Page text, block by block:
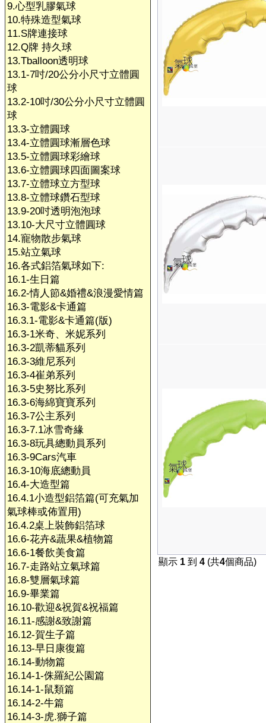
9.心型乳膠氣球
10.特殊造型氣球
11.S牌連接球
12.Q牌 持久球
13.Tballoon透明球
13.1-7吋/20公分小尺寸立體圓
球
13.2-10吋/30公分小尺寸立體圓
球
13.3-立體圓球
13.4-立體圓球漸層色球
13.5-立體圓球彩繪球
13.6-立體圓球四面圖案球
13.7-立體球立方型球
13.8-立體球鑽石型球
13.9-20吋透明泡泡球
13.10-大尺寸立體圓球
14.寵物散步氣球
15.站立氣球
16.各式鋁箔氣球如下:
16.1-生日篇
16.2-情人節&婚禮&浪漫愛情篇
16.3-電影&卡通篇
16.3.1-電影&卡通篇(版)
16.3-1米奇、米妮系列
16.3-2凱蒂貓系列
16.3-3維尼系列
16.3-4崔弟系列
16.3-5史努比系列
16.3-6海綿寶寶系列
16.3-7公主系列
16.3-7.1冰雪奇緣
16.3-8玩具總動員系列
16.3-9Cars汽車
16.3-10海底總動員
16.4-大造型篇
16.4.1小造型鋁箔篇(可充氣加
氣球棒或佈置用)
16.4.2桌上裝飾鋁箔球
16.6-花卉&蔬果&植物篇
16.6-1餐飲美食篇
16.7-走路站立氣球篇
16.8-雙層氣球篇
16.9-畢業篇
16.10-歡迎&祝賀&祝福篇
16.11-感謝&致謝篇
16.12-賀生子篇
16.13-早日康復篇
16.14-動物篇
16.14-1-侏羅紀公園篇
16.14-1-鼠類篇
16.14-2-牛篇
16.14-3-虎.獅子篇
顯示 1 到 4 (共4個商品)